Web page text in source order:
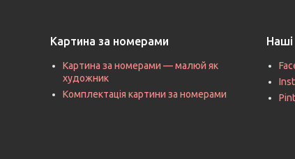
Картина за номерами
Картина за номерами — малюй як
художник
Комплектація картини за номерами
Наші